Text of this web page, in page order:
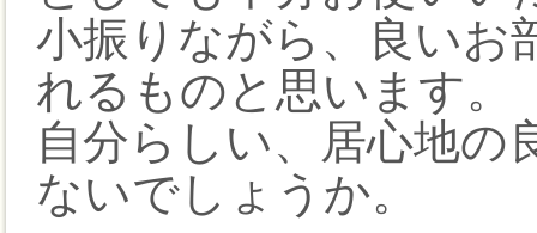
小振りながら、良いお
れるものと思います。
自分らしい、居心地の
ないでしょうか。